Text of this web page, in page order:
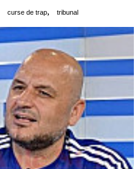
curse de trap, tribunal